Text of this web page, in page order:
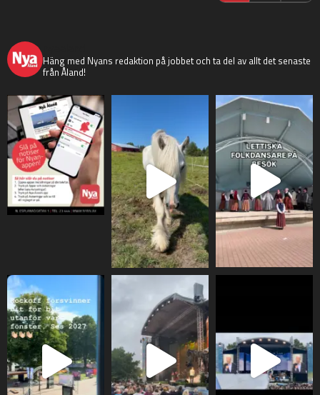
Häng med Nyans redaktion på jobbet och ta del av allt det senaste
från Åland!